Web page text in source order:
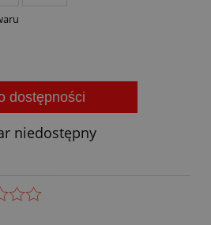
dostępności
niedostępny